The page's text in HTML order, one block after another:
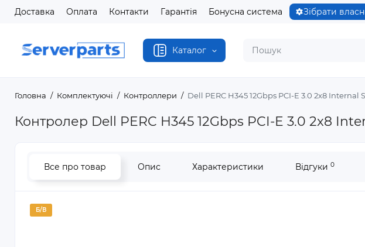
Доставка Оплата Контакти Гарантія Бонусна система Зібрати
Каталог
Головна Комплектуючі Контроллери Dell PERC H345 12Gbps PCI-E 3.0 2x8 Internal
Контролер Dell PERC H345 12Gbps PCI-E 3.0 2x8
Все про товар Опис Характеристики Відгуки 0
Б/В